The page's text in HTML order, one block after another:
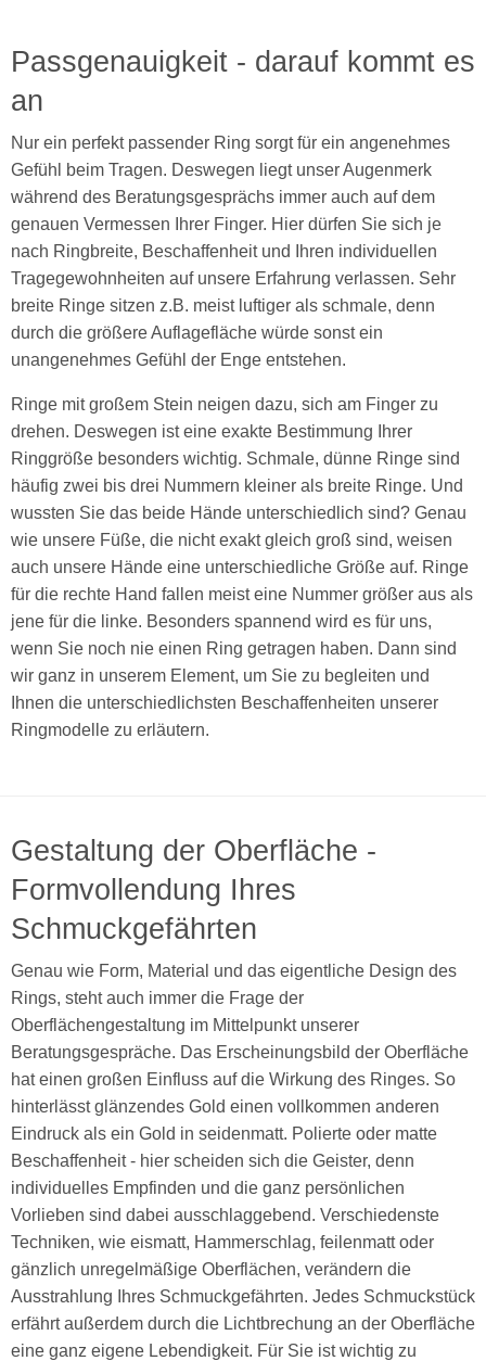
Passgenauigkeit - darauf kommt es
an
Nur ein perfekt passender Ring sorgt für ein angenehmes
Gefühl beim Tragen. Deswegen liegt unser Augenmerk
während des Beratungsgesprächs immer auch auf dem
genauen Vermessen Ihrer Finger. Hier dürfen Sie sich je
nach Ringbreite, Beschaffenheit und Ihren individuellen
Tragegewohnheiten auf unsere Erfahrung verlassen. Sehr
breite Ringe sitzen z.B. meist luftiger als schmale, denn
durch die größere Auflagefläche würde sonst ein
unangenehmes Gefühl der Enge entstehen.
Ringe mit großem Stein neigen dazu, sich am Finger zu
drehen. Deswegen ist eine exakte Bestimmung Ihrer
Ringgröße besonders wichtig. Schmale, dünne Ringe sind
häufig zwei bis drei Nummern kleiner als breite Ringe. Und
wussten Sie das beide Hände unterschiedlich sind? Genau
wie unsere Füße, die nicht exakt gleich groß sind, weisen
auch unsere Hände eine unterschiedliche Größe auf. Ringe
für die rechte Hand fallen meist eine Nummer größer aus als
jene für die linke. Besonders spannend wird es für uns,
wenn Sie noch nie einen Ring getragen haben. Dann sind
wir ganz in unserem Element, um Sie zu begleiten und
Ihnen die unterschiedlichsten Beschaffenheiten unserer
Ringmodelle zu erläutern.
Gestaltung der Oberfläche -
Formvollendung Ihres
Schmuckgefährten
Genau wie Form, Material und das eigentliche Design des
Rings, steht auch immer die Frage der
Oberflächengestaltung im Mittelpunkt unserer
Beratungsgespräche. Das Erscheinungsbild der Oberfläche
hat einen großen Einfluss auf die Wirkung des Ringes. So
hinterlässt glänzendes Gold einen vollkommen anderen
Eindruck als ein Gold in seidenmatt. Polierte oder matte
Beschaffenheit - hier scheiden sich die Geister, denn
individuelles Empfinden und die ganz persönlichen
Vorlieben sind dabei ausschlaggebend. Verschiedenste
Techniken, wie eismatt, Hammerschlag, feilenmatt oder
gänzlich unregelmäßige Oberflächen, verändern die
Ausstrahlung Ihres Schmuckgefährten. Jedes Schmuckstück
erfährt außerdem durch die Lichtbrechung an der Oberfläche
eine ganz eigene Lebendigkeit. Für Sie ist wichtig zu